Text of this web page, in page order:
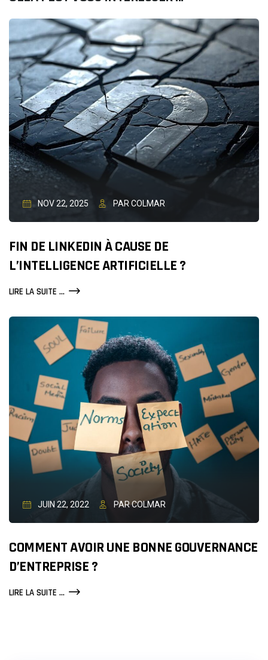
NOV 22, 2025 PAR COLMAR
FIN DE LINKEDIN À CAUSE DE
L’INTELLIGENCE ARTIFICIELLE ?
LIRE LA SUITE ...FIN
LINKEDIN
CAUSE
DE
L’INTELLIGENCE
ARTIFICIELLE
?
JUIN 22, 2022 PAR COLMAR
COMMENT AVOIR UNE BONNE GOUVERNANCE
D’ENTREPRISE ?
LIRE LA SUITE ...COMMENT